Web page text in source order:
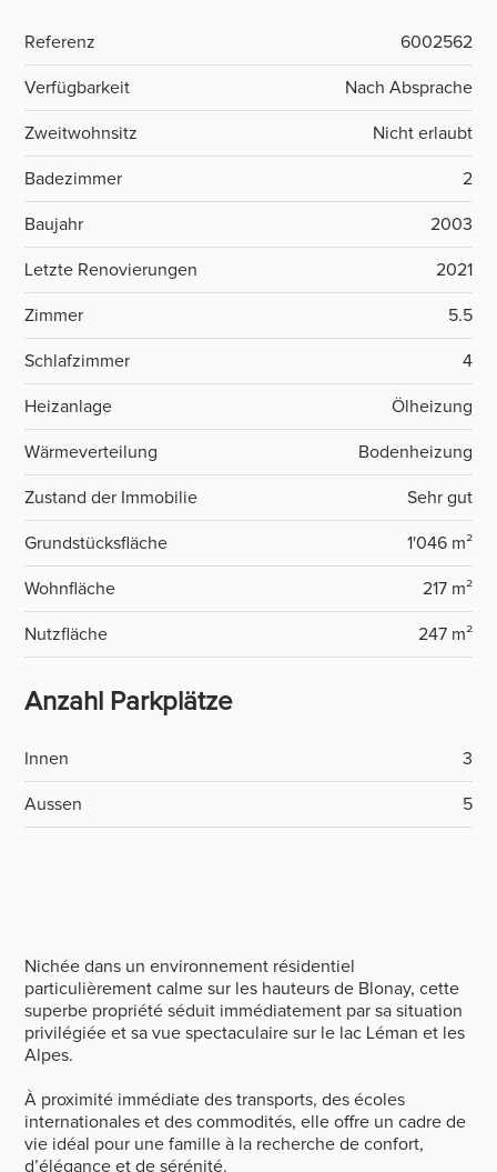
Nichée dans un environnement résidentiel
particulièrement calme sur les hauteurs de Blonay, cette
superbe propriété séduit immédiatement par sa situation
privilégiée et sa vue spectaculaire sur le lac Léman et les
Alpes.
À proximité immédiate des transports, des écoles
internationales et des commodités, elle offre un cadre de
vie idéal pour une famille à la recherche de confort,
d’élégance et de sérénité.
Referenz 6002562
Verfügbarkeit Nach Absprache
Zweitwohnsitz Nicht erlaubt
Badezimmer 2
Baujahr 2003
Letzte Renovierungen 2021
Zimmer 5.5
Schlafzimmer 4
Heizanlage Ölheizung
Wärmeverteilung Bodenheizung
Zustand der Immobilie Sehr gut
Grundstücksfläche 1'046 m²
Wohnfläche 217 m²
Nutzfläche 247 m²
Anzahl Parkplätze
Innen 3
Aussen 5